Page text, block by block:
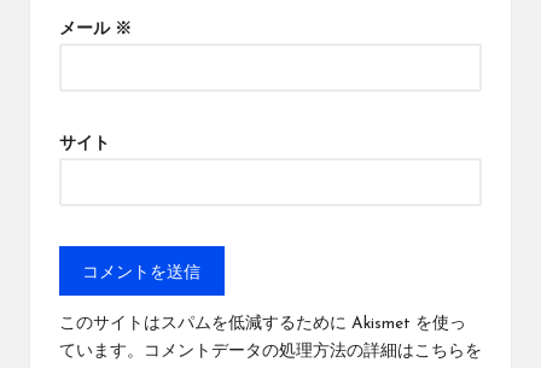
メール ※
サイト
このサイトはスパムを低減するために Akismet を使っ
ています。
コメントデータの処理方法の詳細はこちらを